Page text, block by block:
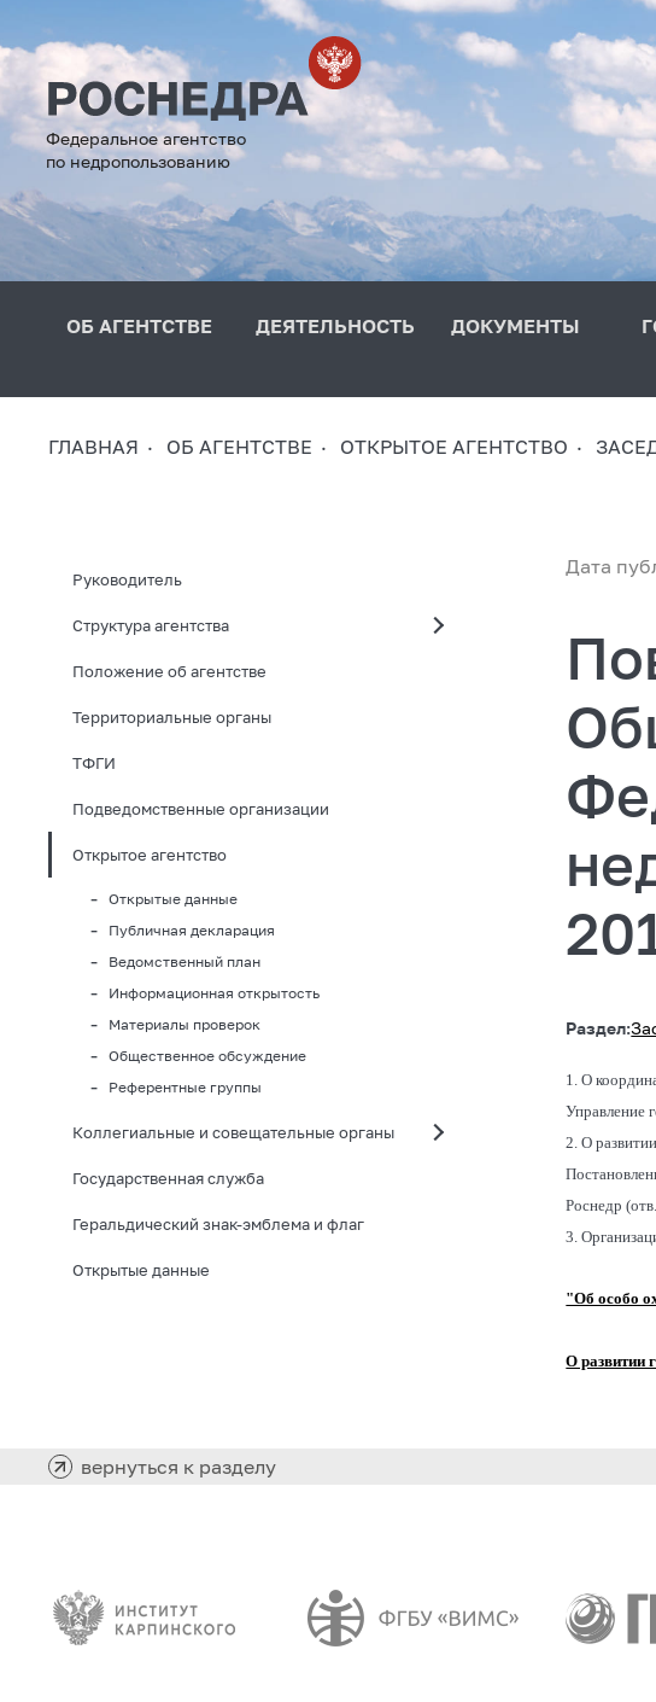
Федеральное агентство
по недропользованию
ОБ АГЕНТСТВЕ ДЕЯТЕЛЬНОСТЬ ДОКУМЕНТЫ
ГЛАВНАЯ ОБ АГЕНТСТВЕ ОТКРЫТОЕ АГЕНТСТВО
Руководитель
Структура агентства
Положение об агентстве
Территориальные органы
ТФГИ
Подведомственные организации
Открытое агентство
Открытые данные
Публичная декларация
Ведомственный план
Информационная открытость
Материалы проверок
Общественное обсуждение
Референтные группы
Коллегиальные и совещательные органы
Государственная служба
Геральдический знак-эмблема и флаг
Открытые данные
Дата
Раздел:
1. О
Управление
2. О
Роснедр
3.
"Об особо
О развитии
вернуться к разделу